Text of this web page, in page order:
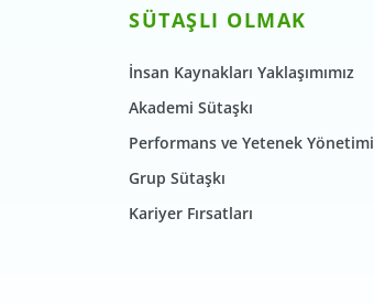
SÜTAŞLI OLMAK
İnsan Kaynakları Yaklaşımımız
Akademi Sütaşkı
Performans ve Yetenek Yönetimi
Grup Sütaşkı
Kariyer Fırsatları